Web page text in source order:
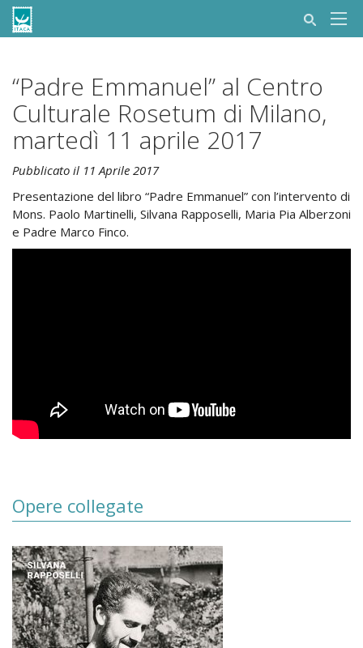
“Padre Emmanuel” al Centro
Culturale Rosetum di Milano,
martedì 11 aprile 2017
Pubblicato il 11 Aprile 2017
Presentazione del libro “Padre Emmanuel” con l’intervento di
Mons. Paolo Martinelli, Silvana Rapposelli, Maria Pia Alberzoni
e Padre Marco Finco.
Opere collegate